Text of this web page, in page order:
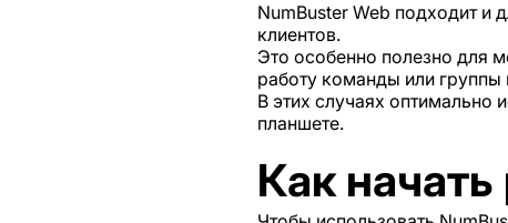
NumBuster Web подходит и
клиентов.
Это особенно полезно для
работу команды или группы
В этих случаях
планшете.
Как начать